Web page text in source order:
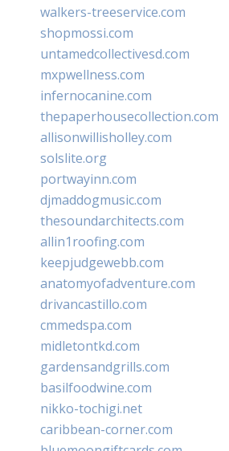
walkers-treeservice.com
shopmossi.com
untamedcollectivesd.com
mxpwellness.com
infernocanine.com
thepaperhousecollection.com
allisonwillisholley.com
solslite.org
portwayinn.com
djmaddogmusic.com
thesoundarchitects.com
allin1roofing.com
keepjudgewebb.com
anatomyofadventure.com
drivancastillo.com
cmmedspa.com
midletontkd.com
gardensandgrills.com
basilfoodwine.com
nikko-tochigi.net
caribbean-corner.com